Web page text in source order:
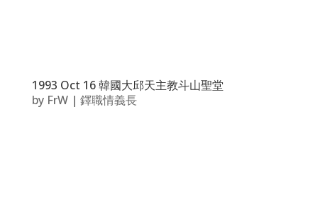
1993 Oct 16 韓國大邱天主教斗山聖堂
by FrW| 鐸職情義長